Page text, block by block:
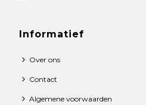
Informatief
Over ons
Contact
Algemene voorwaarden